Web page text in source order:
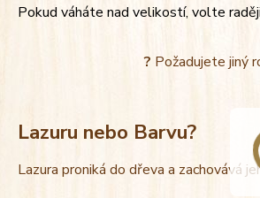
Pokud váháte nad velikostí, volte
? Požadujete jiný
Lazuru nebo Barvu?
Lazura proniká do dřeva a zachovává